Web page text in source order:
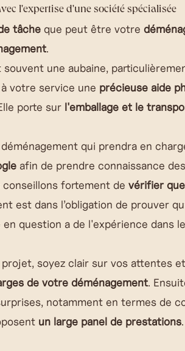
l'expertise d'une société spécialisée
tâche que peut être votre
.
souvent une aubaine,
votre service une précieuse aide
porte sur l'emballage et le
qui prendra en
afin de prendre connaissance
conseillons fortement de vérifier
est dans l’obligation de prouver
question a de l'expérience dans
soyez clair sur vos attentes et
de votre déménagement.
notamment en termes de
un large panel de prestations